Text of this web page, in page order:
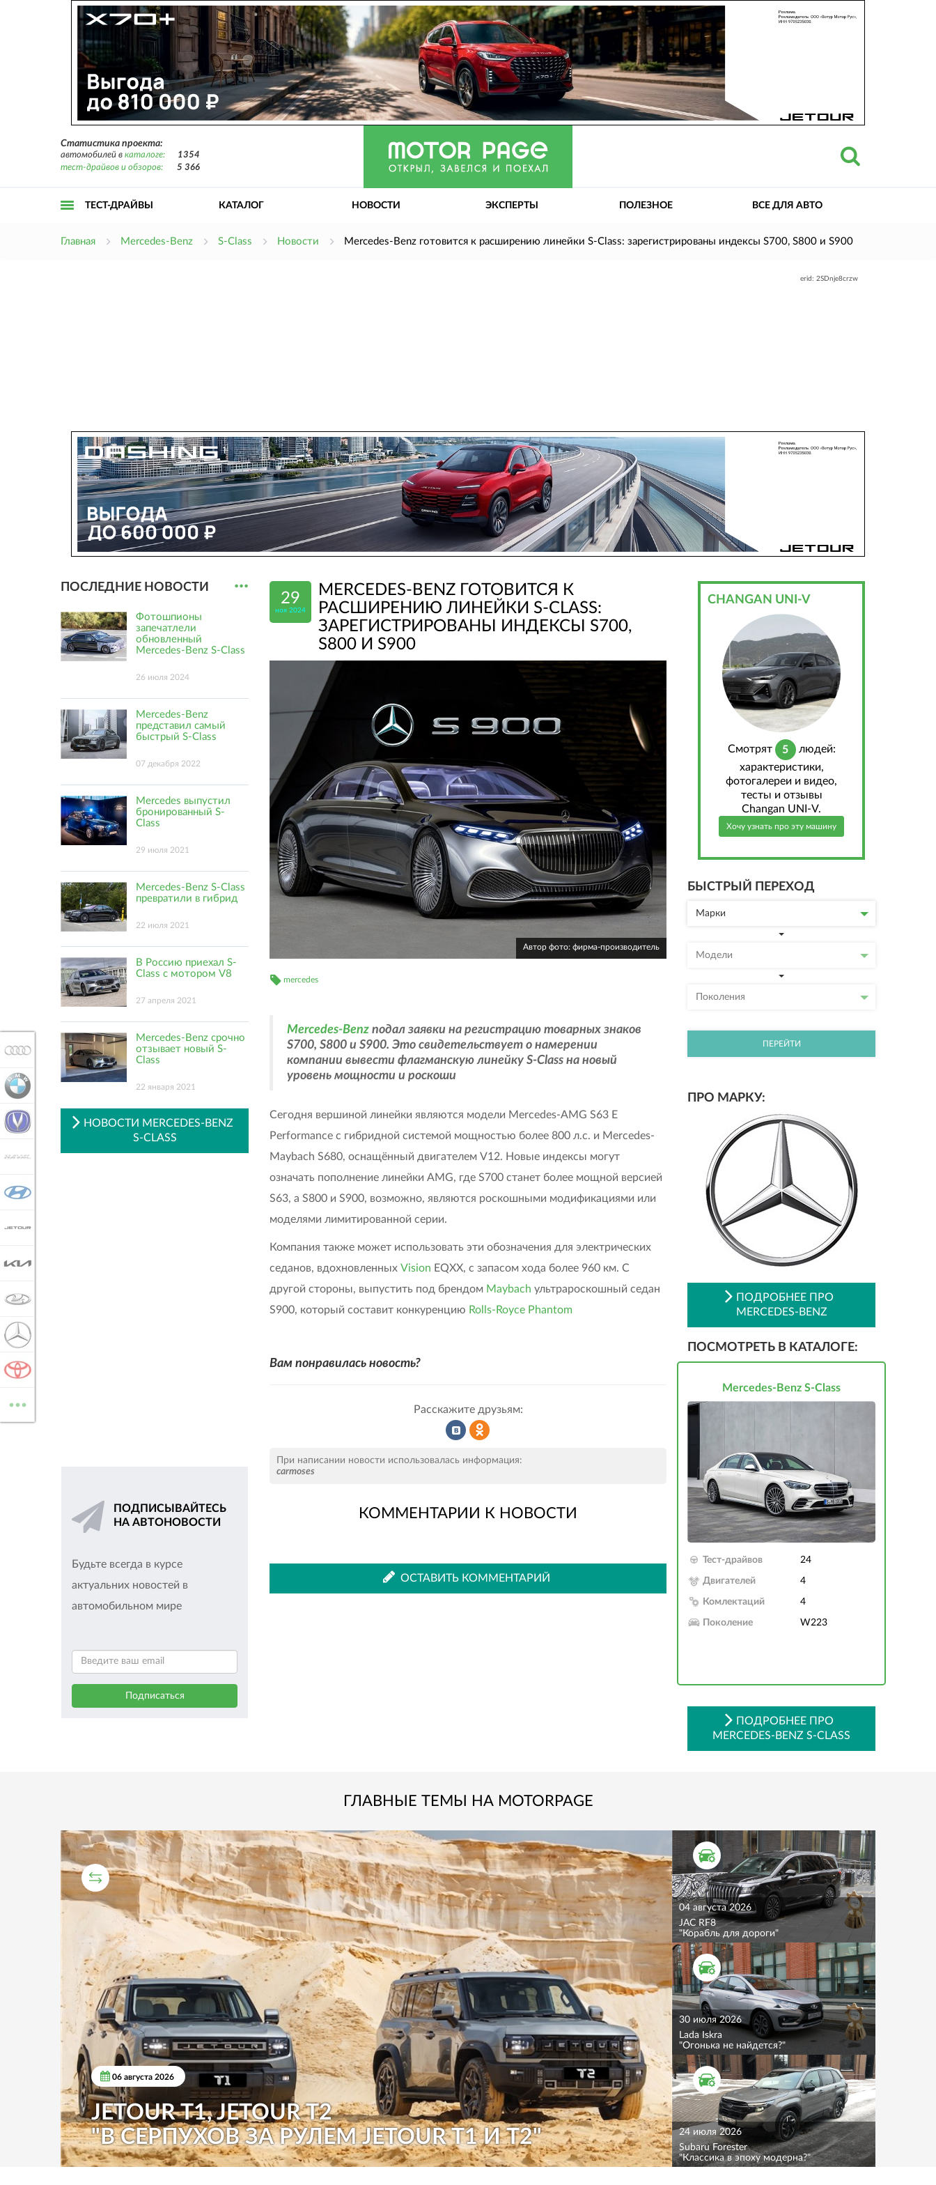
Статистика проекта:
автомобилей в каталоге:
1354
тест-драйвов и обзоров:
5 366
ТЕСТ-ДРАЙВЫ КАТАЛОГ НОВОСТИ ЭКСПЕРТЫ ПОЛЕЗНОЕ ВСЕ ДЛЯ АВТО
Главная Mercedes-Benz S-Class Новости Mercedes-Benz готовится к расширению линейки S-Class: зарегистрированы индексы S700, S800 и S900
erid: 2SDnje8crzw
29
ноя 2024
MERCEDES-BENZ ГОТОВИТСЯ К
РАСШИРЕНИЮ ЛИНЕЙКИ S-CLASS:
ЗАРЕГИСТРИРОВАНЫ ИНДЕКСЫ S700,
S800 И S900
Автор фото: фирма-производитель
mercedes
Mercedes-Benz подал заявки на регистрацию товарных знаков
S700, S800 и S900. Это свидетельствует о намерении
компании вывести флагманскую линейку S-Class на новый
уровень мощности и роскоши
Сегодня вершиной линейки являются модели Mercedes-AMG S63 E
Performance с гибридной системой мощностью более 800 л.с. и Mercedes-
Maybach S680, оснащённый двигателем V12. Новые индексы могут
означать пополнение линейки AMG, где S700 станет более мощной версией
S63, а S800 и S900, возможно, являются роскошными модификациями или
моделями лимитированной серии.
Компания также может использовать эти обозначения для электрических
седанов, вдохновленных Vision EQXX, с запасом хода более 960 км. С
другой стороны, выпустить под брендом Maybach ультрароскошный седан
S900, который составит конкуренцию Rolls-Royce Phantom
Вам понравилась новость?
Расскажите друзьям:
во
ВКонтакте
Одноклассниках
При написании новости использовалась информация:
carmoses
КОММЕНТАРИИ К НОВОСТИ
ОСТАВИТЬ КОММЕНТАРИЙ
ПОСЛЕДНИЕ НОВОСТИ ...
Фотошпионы
запечатлели
обновленный
Mercedes-Benz S-Class
26 июля 2024
Mercedes-Benz
представил самый
быстрый S-Class
07 декабря 2022
Mercedes выпустил
бронированный S-
Class
29 июля 2021
Mercedes-Benz S-Class
превратили в гибрид
22 июля 2021
В Россию приехал S-
Class с мотором V8
27 апреля 2021
Mercedes-Benz срочно
отзывает новый S-
Class
22 января 2021
НОВОСТИ MERCEDES-BENZ
S-CLASS
ПОДПИСЫВАЙТЕСЬ
НА АВТОНОВОСТИ
Будьте всегда в курсе
актуальних новостей в
автомобильном мире
CHANGAN UNI-V
Cмотрят 5
людей:
характеристики,
фотогалереи и видео,
тесты и отзывы
Changan UNI-V.
Хочу узнать про эту машину
БЫСТРЫЙ ПЕРЕХОД
Марки
Модели
Поколения
ПЕРЕЙТИ
ПРО МАРКУ:
ПОДРОБНЕЕ ПРО
MERCEDES-BENZ
ПОСМОТРЕТЬ В КАТАЛОГЕ:
Mercedes-Benz S-Class
Тест-драйвов 24
Двигателей 4
Комлектаций 4
Поколение W223
ПОДРОБНЕЕ ПРО
MERCEDES-BENZ S-CLASS
ГЛАВНЫЕ ТЕМЫ НА MOTORPAGE
СРАВНИТЕЛЬНЫЙ ТЕСТ
06 августа 2026
JETOUR T1, JETOUR T2
"В СЕРПУХОВ ЗА РУЛЕМ JETOUR T1 И T2"
ТЕСТ ДРАЙВ
04 августа 2026
JAC RF8
"Корабль для дороги"
ТЕСТ ДРАЙВ
30 июля 2026
Lada Iskra
"Огонька не найдется?"
ТЕСТ ДРАЙВ
24 июля 2026
Subaru Forester
"Классика в эпоху модерна?"
AUDI
CHANGAN
...